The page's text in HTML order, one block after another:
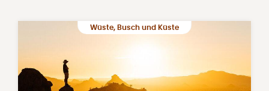
Wüste, Busch und Küste